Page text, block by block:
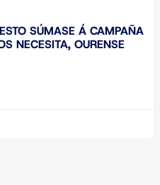
SÚMASE Á CAMPAÑA
NECESITA, OURENSE